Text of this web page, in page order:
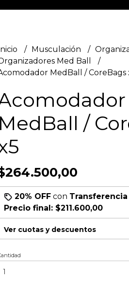
Musculación
Med Ball
MedBall / CoreBags
MedBall /
20% OFFcon Transferencia
Precio final: $211.600,00
Ver cuotas y descuentos